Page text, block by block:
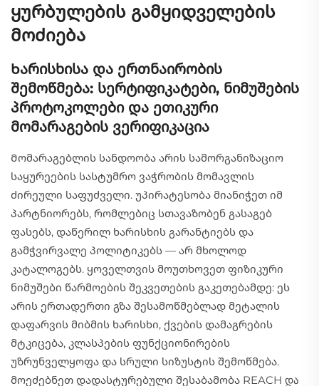
ყურბულების გამყიდველების
მოძიება
Ხარისხისა და ერთნაირობის
შემოწმება: სერტიფიკატები, ნიმუშების
პროტოკოლები და ეთიკური
მომარაგების ვერიფიკაცია
Მომარაგებლის სანდოობა არის სამორგანიზაციო
საყურეების სასტუმრო ვაჭრობის მომავლის
ძირეული საფუძველი. უპირატესობა მიანიჭეთ იმ
პარტნიორებს, რომლებიც სთავაზობენ გასაგებ
ფასებს, დაწერილ ხარისხის გარანტიებს და
გამჭვირვალე პოლიტიკებს — არ მხოლოდ
კატალოგებს. ყოველთვის მოუთხოვეთ ფიზიკური
ნიმუშები წარმოების შეკვეთების გაკეთებამდე: ეს
არის ერთადერთი გზა შესამოწმებლად მეტალის
დაფარვის მიბმის ხარისხი, ქვების დამაგრების
მტკიცება, კლასპების ფუნქციონირების
უზრუნველყოფა და სრული სიზუსტის შემოწმება.
მოეძებნეთ დადასტურებული შესაბამობა REACH და